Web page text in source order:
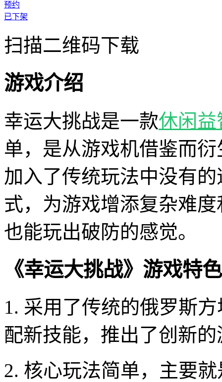
预约
已下架
扫描二维码下载
游戏介绍
幸运大挑战是一款休闲益
单，是从游戏机借鉴而
加入了传统玩法中没有
式，为游戏增添复杂难
也能玩出破防的感觉。
《幸运大挑战》游戏特
1. 采用了传统的俄罗斯
配新技能，推出了创新
2. 核心玩法简单，主要